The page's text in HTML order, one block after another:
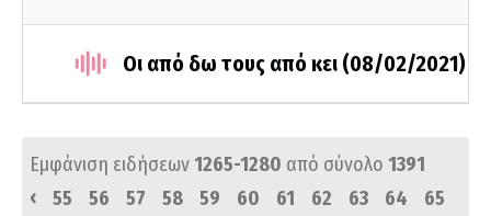
Οι από δω τους από κει (08/02/2021)
Εμφάνιση ειδήσεων1265-1280 από σύνολο 1391
‹
55 56 57 58 59 60 61 62 63 64
65